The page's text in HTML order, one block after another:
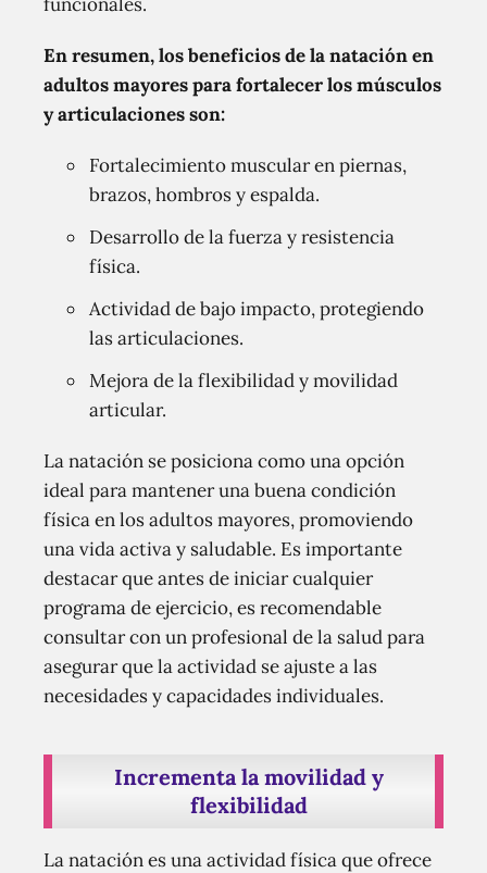
En resumen, los beneficios de la natación en
adultos mayores para fortalecer los músculos
y articulaciones son:
Fortalecimiento muscular en piernas,
brazos, hombros y espalda.
Desarrollo de la fuerza y resistencia
física.
Actividad de bajo impacto, protegiendo
las articulaciones.
Mejora de la flexibilidad y movilidad
articular.
La natación se posiciona como una opción
ideal para mantener una buena condición
física en los adultos mayores, promoviendo
una vida activa y saludable. Es importante
destacar que antes de iniciar cualquier
programa de ejercicio, es recomendable
consultar con un profesional de la salud para
asegurar que la actividad se ajuste a las
necesidades y capacidades individuales.
Incrementa la movilidad y
flexibilidad
La natación es una actividad física que ofrece